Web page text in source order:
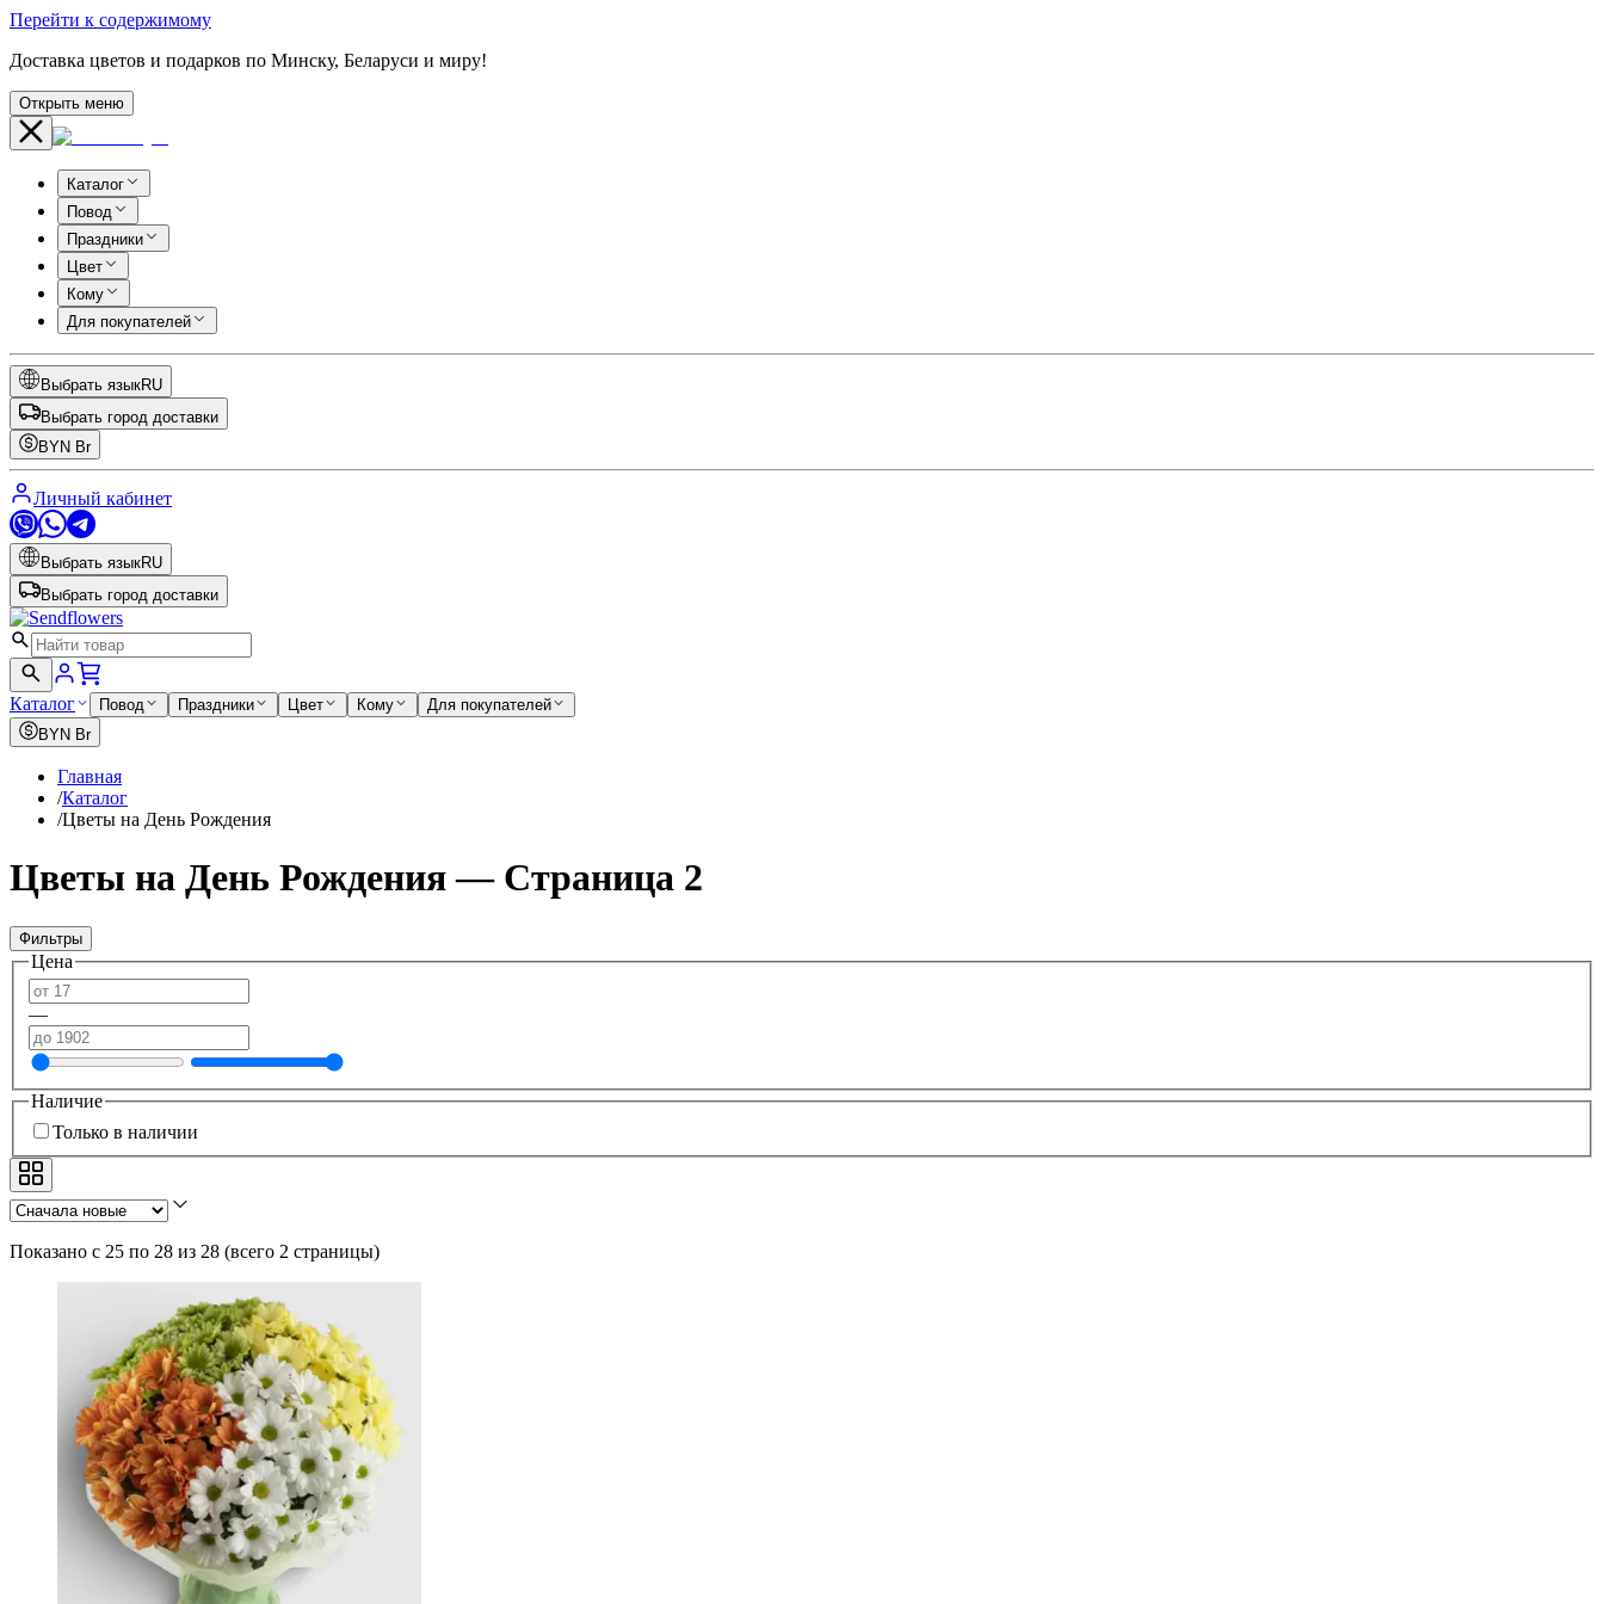
Перейти к содержимому
Доставка цветов и подарков по Минску, Беларуси и миру!
Открыть меню
Каталог
Повод
Праздники
Цвет
Кому
Для покупателей
Выбрать языкRU
Выбрать город доставки
BYN Br
Личный кабинет
Выбрать языкRU
Выбрать город доставки
Каталог Повод Праздники Цвет Кому
Для покупателей
BYN Br
Главная
/Каталог
/Цветы на День Рождения
Цветы на День Рождения — Страница 2
Фильтры
Цена
—
Наличие
Только в наличии
Показано с 25 по 28 из 28 (всего 2 страницы)